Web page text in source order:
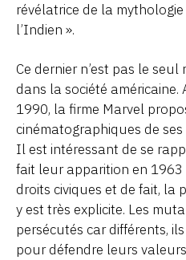
révélatrice de la
l’Indien ».
Ce dernier n’est pas le
dans la société américaine.
1990, la firme Marvel
cinématographiques de
Il est intéressant de se
fait leur apparition en
droits civiques et de fait, la
y est très explicite. Les
persécutés car différents,
pour défendre leurs